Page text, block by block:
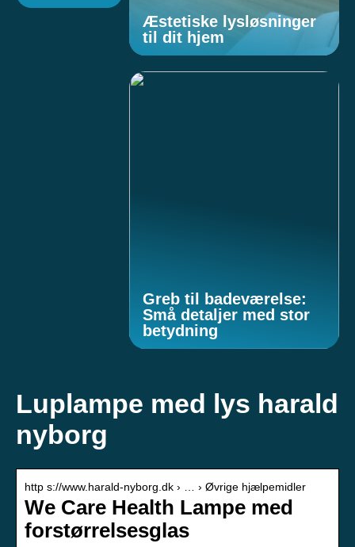
Æstetiske lysløsninger
til dit hjem
Greb til badeværelse:
Små detaljer med stor
betydning
Luplampe med lys harald
nyborg
http s://www.harald-nyborg.dk › … › Øvrige hjælpemidler
We Care Health Lampe med
forstørrelsesglas